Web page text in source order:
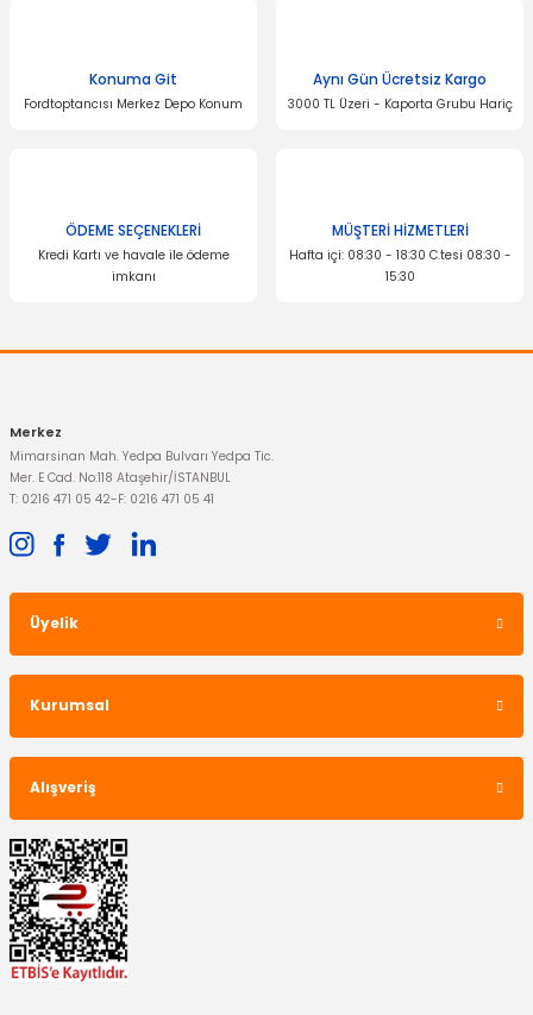
Ürün bilgilerinde hatalar bulunuyor.
Ürün fiyatı diğer sitelerden daha pahalı.
OTOSAN
Yağ Filtresi Transit V184 2.4 Motor
297,41 TL
604,44 TL
OTOSAN
Yağ Filtresi Dizel Modeller
327,15 TL
TÜKENDİ
Konuma Git
Fordtoptancısı Merkez Depo Konum
Aynı Gün Ücretsiz Kargo
3000 TL Üzeri - Kaporta Grubu Hariç
ÖDEME SEÇENEKLERİ
Kredi Kartı ve havale ile ödeme
imkanı
MÜŞTERİ HİZMETLERİ
Hafta içi: 08:30 - 18:30 C.tesi 08:30 -
15:30
Merkez
Mimarsinan Mah. Yedpa Bulvarı Yedpa Tic.
Mer. E Cad. No:118 Ataşehir/İSTANBUL
T: 0216 471 05 42-F: 0216 471 05 41
Üyelik
Kurumsal
Alışveriş